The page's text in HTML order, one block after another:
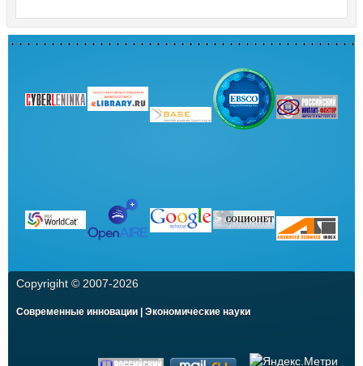
Copyrigiht © 2007-2026
Современные инновации | Экономические науки